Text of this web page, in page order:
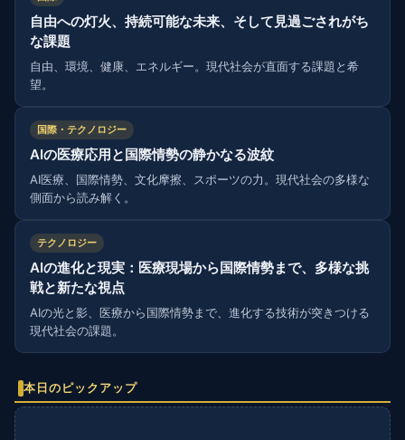
自由への灯火、持続可能な未来、そして見過ごされがち
な課題
自由、環境、健康、エネルギー。現代社会が直面する課題と希
望。
国際・テクノロジー
AIの医療応用と国際情勢の静かなる波紋
AI医療、国際情勢、文化摩擦、スポーツの力。現代社会の多様な
側面から読み解く。
テクノロジー
AIの進化と現実：医療現場から国際情勢まで、多様な挑
戦と新たな視点
AIの光と影、医療から国際情勢まで、進化する技術が突きつける
現代社会の課題。
本日のピックアップ